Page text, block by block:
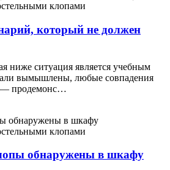
клопами
который не должен
ниже ситуация является учебным
вымышлены, любые совпадения
— продемонс…
клопами
обнаружены в шкафу